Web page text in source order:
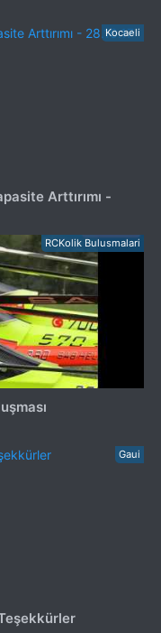
Kocaeli
Arttırımı -
RCKolik Bulusmalari
Gaui
Teşekkürler